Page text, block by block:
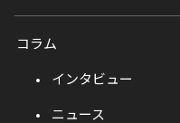
コラム
インタビュー
ニュース